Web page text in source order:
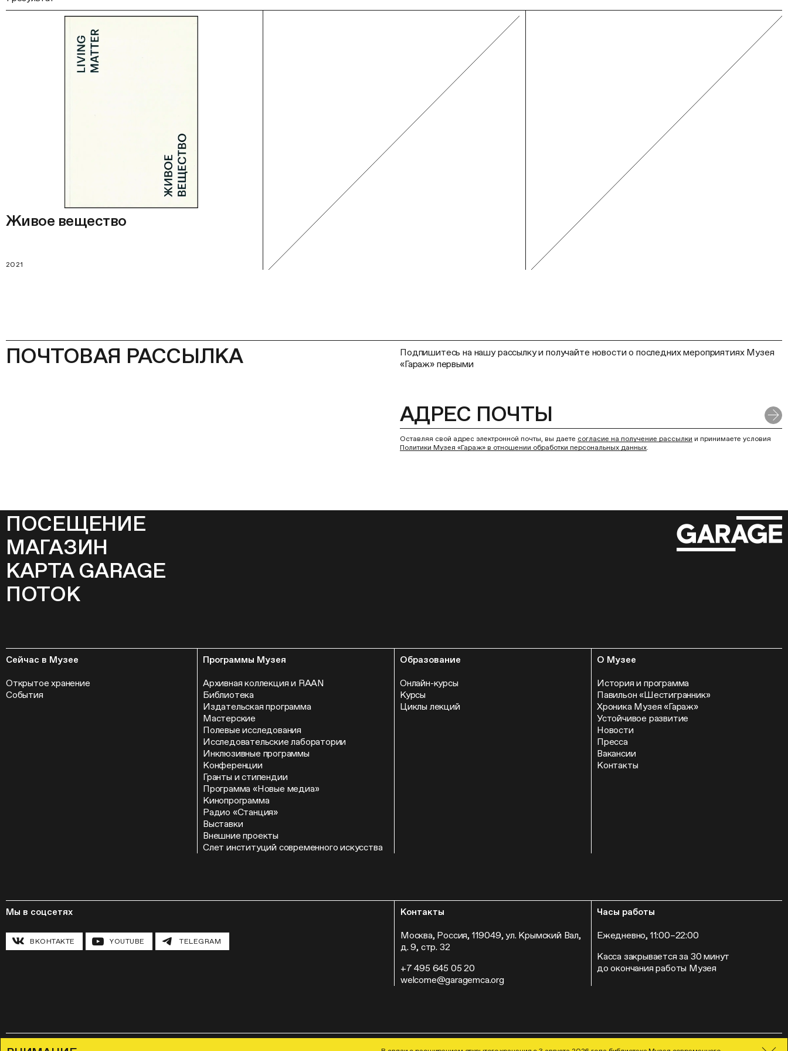
Живое вещество
2021
ПОЧТОВАЯ РАССЫЛКА
Подпишитесь на нашу рассылку и получайте новости о последних мероприятиях Музея
«Гараж» первыми
Оставляя свой адрес электронной почты, вы даете согласие на получение рассылки и принимаете условия
Политики Музея «Гараж» в отношении обработки персональных данных.
ПОСЕЩЕНИЕ
МАГАЗИН
КАРТА GARAGE
ПОТОК
Сейчас в Музее
Открытое хранение
События
Программы Музея
Архивная коллекция и RAAN
Библиотека
Издательская программа
Мастерские
Полевые исследования
Исследовательские лаборатории
Инклюзивные программы
Конференции
Гранты и стипендии
Программа «Новые медиа»
Кинопрограмма
Радио «Станция»
Выставки
Внешние проекты
Слет институций современного искусства
Образование
Онлайн-курсы
Курсы
Циклы лекций
О Музее
История и программа
Павильон «Шестигранник»
Хроника Музея «Гараж»
Устойчивое развитие
Новости
Пресса
Вакансии
Контакты
Мы в соцсетях
ВКОНТАКТЕ YOUTUBE TELEGRAM
Контакты
Москва, Россия, 119049, ул. Крымский Вал,
д. 9, стр. 32
+7 495 645 05 20
welcome@garagemca.org
Часы работы
Ежедневно, 11:00–22:00
Касса закрывается за 30 минут
до окончания работы Музея